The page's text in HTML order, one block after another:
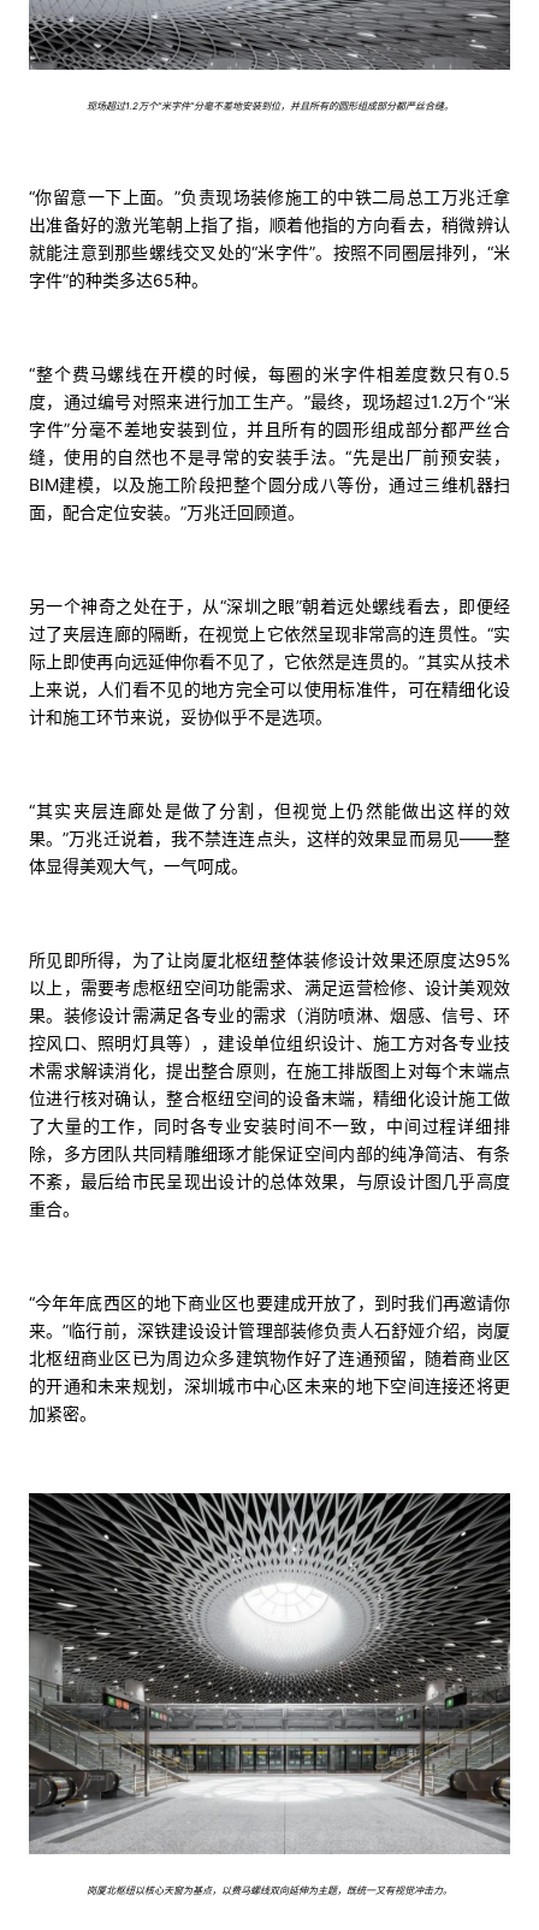
现场超过1.2万个“米字件”分毫不差地安装到位，并且所有的圆形组成部分都严丝合缝。
“你留意一下上面。”负责现场装修施工的中铁二局总工万兆迁拿
出准备好的激光笔朝上指了指，顺着他指的方向看去，稍微辨认
就能注意到那些螺线交叉处的“米字件”。按照不同圈层排列，“米
字件”的种类多达65种。
“整个费马螺线在开模的时候，每圈的米字件相差度数只有0.5
度，通过编号对照来进行加工生产。”最终，现场超过1.2万个“米
字件”分毫不差地安装到位，并且所有的圆形组成部分都严丝合
缝，使用的自然也不是寻常的安装手法。“先是出厂前预安装，
BIM建模，以及施工阶段把整个圆分成八等份，通过三维机器扫
面，配合定位安装。”万兆迁回顾道。
另一个神奇之处在于，从“深圳之眼”朝着远处螺线看去，即便经
过了夹层连廊的隔断，在视觉上它依然呈现非常高的连贯性。“实
际上即使再向远延伸你看不见了，它依然是连贯的。”其实从技术
上来说，人们看不见的地方完全可以使用标准件，可在精细化设
计和施工环节来说，妥协似乎不是选项。
“其实夹层连廊处是做了分割，但视觉上仍然能做出这样的效
果。”万兆迁说着，我不禁连连点头，这样的效果显而易见——整
体显得美观大气，一气呵成。
所见即所得，为了让岗厦北枢纽整体装修设计效果还原度达95%
以上，需要考虑枢纽空间功能需求、满足运营检修、设计美观效
果。装修设计需满足各专业的需求（消防喷淋、烟感、信号、环
控风口、照明灯具等），建设单位组织设计、施工方对各专业技
术需求解读消化，提出整合原则，在施工排版图上对每个末端点
位进行核对确认，整合枢纽空间的设备末端，精细化设计施工做
了大量的工作，同时各专业安装时间不一致，中间过程详细排
除，多方团队共同精雕细琢才能保证空间内部的纯净简洁、有条
不紊，最后给市民呈现出设计的总体效果，与原设计图几乎高度
重合。
“今年年底西区的地下商业区也要建成开放了，到时我们再邀请你
来。”临行前，深铁建设设计管理部装修负责人石舒娅介绍，岗厦
北枢纽商业区已为周边众多建筑物作好了连通预留，随着商业区
的开通和未来规划，深圳城市中心区未来的地下空间连接还将更
加紧密。
岗厦北枢纽以核心天窗为基点，以费马螺线双向延伸为主题，既统一又有视觉冲击力。